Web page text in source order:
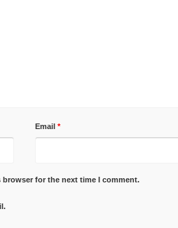
Email*
browser for the next time I comment.